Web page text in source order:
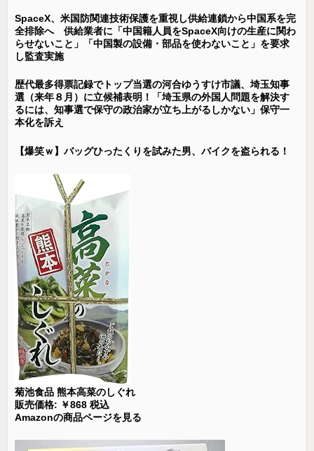
SpaceX、米国防関連技術保護を重視し供給連鎖から中国系を完
全排除へ 供給業者に「中国籍人員をSpaceX向けの生産に関わ
らせないこと」「中国製の設備・部品を使わないこと」を要求
し監査実施
歴代最多得票記録でトップ当選の河合ゆうすけ市議、埼玉知事
選（来年８月）に立候補表明！「埼玉県の外国人問題を解決す
るには、知事選で保守の政治家が立ち上がるしかない」保守一
本化を訴え
【爆笑ｗ】バッグひったくりを試みた男、バイクを盗られる！
菊池食品 熊本高菜のしぐれ
販売価格: ￥868 税込
Amazonの商品ページを見る